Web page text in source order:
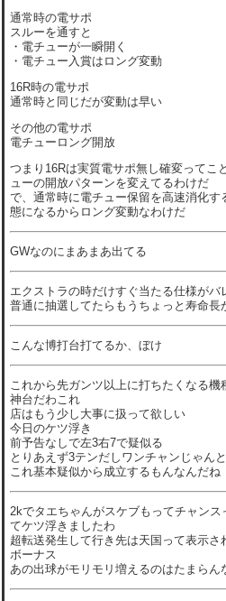
通常時の電サポ
スルーを通すと
・電チューが一瞬開く
・電チュー入賞はロング変動
16R時の電サポ
通常時と同じだが変動は早い
その他の電サポ
電チューロング開放
つまり16Rは実質電サポ無し確変ってこ
ューの開放パターンを変えてるわけだ
で、通常時に電チュー保留を高速消化す
態になるからロング変動なわけだ
GWなのにまあまあ出てる
エクストラの時だけすぐ当たる仕様がバ
普通に抽選してたらもうちょっと寿命長
こんな博打台打てるか、ぼけ
これから先ガンツ以上に打ちたくなる機
神台だわこれ
店はもう少し大事に扱って欲しい
今日のケツ浮き
前予告なしで左3右7で疑似る
とりあえず3テンだしワンチャンじゃん
これ基本疑似から成立するもんなんだね
2kでタエちゃんがスケブもってチャン
てケツ浮きましたわ
超転送発生して行き先は天国って表示
ボーナス
あの出球がモリモリ増えるのはたまらん